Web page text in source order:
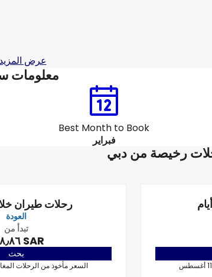
عرض المزيد
معلومات
Best Month to Book
فبراير
رخيصة من دبي
رحلات طيران خلال ١٤
العودة
تبدأ من
SAR ٦٢٨٫٨٦
بحث
السعر مأخوذ من الرحلات المغادرة